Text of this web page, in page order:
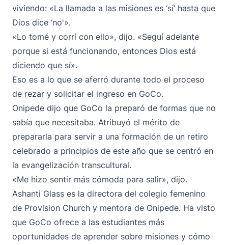
viviendo: «La llamada a las misiones es ‘sí’ hasta que
Dios dice ‘no'».
«Lo tomé y corrí con ello», dijo. «Seguí adelante
porque si está funcionando, entonces Dios está
diciendo que sí».
Eso es a lo que se aferró durante todo el proceso
de rezar y solicitar el ingreso en GoCo.
Onipede dijo que GoCo la preparó de formas que no
sabía que necesitaba. Atribuyó el mérito de
prepararla para servir a una formación de un retiro
celebrado a principios de este año que se centró en
la evangelización transcultural.
«Me hizo sentir más cómoda para salir», dijo.
Ashanti Glass es la directora del colegio femenino
de Provision Church y mentora de Onipede. Ha visto
que GoCo ofrece a las estudiantes más
oportunidades de aprender sobre misiones y cómo